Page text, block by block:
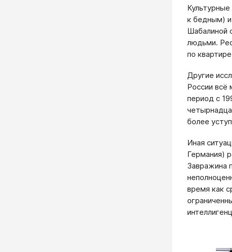
к бедным) и
Шабалиной
людьми.
по
Другие
России всё
период с
более
Иная
Германия)
Завражина
время как